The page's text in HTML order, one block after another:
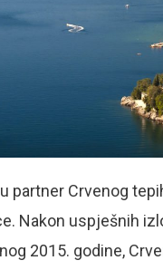
Crvenog
Nakon uspješnih
2015. godine,